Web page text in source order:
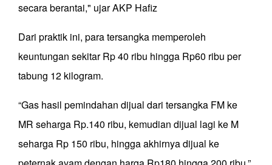
secara berantai," ujar AKP Hafiz
Dari praktik ini, para tersangka memperoleh
keuntungan sekitar Rp 40 ribu hingga Rp60 ribu per
tabung 12 kilogram.
“Gas hasil pemindahan dijual dari tersangka FM ke
MR seharga Rp.140 ribu, kemudian dijual lagi ke M
seharga Rp 150 ribu, hingga akhirnya dijual ke